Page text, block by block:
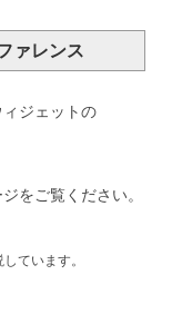
ァレンス
ジェットの
をご覧ください。
ています。